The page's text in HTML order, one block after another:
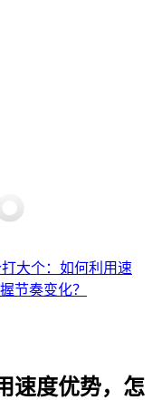
大个：如何利用速
节奏变化？
速度优势，怎